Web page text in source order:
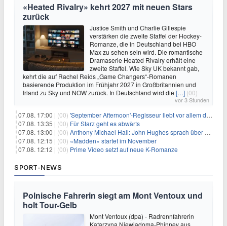
«Heated Rivalry» kehrt 2027 mit neuen Stars
zurück
Justice Smith und Charlie Gillespie
verstärken die zweite Staffel der Hockey-
Romanze, die in Deutschland bei HBO
Max zu sehen sein wird. Die romantische
Dramaserie Heated Rivalry erhält eine
zweite Staffel. Wie Sky UK bekannt gab,
kehrt die auf Rachel Reids „Game Changers“-Romanen
basierende Produktion im Frühjahr 2027 in Großbritannien und
Irland zu Sky und NOW zurück. In Deutschland wird die […] (00)
vor 3 Stunden
07.08. 17:00 | (00) 'September Afternoon'-Regisseur liebt vor allem die 'Banalität' in seinen Filmen
07.08. 13:35 | (00) Für Starz geht es abwärts
07.08. 13:00 | (00) Anthony Michael Hall: John Hughes sprach über eine Fortsetzung von 'The Breakfast Club'
07.08. 12:15 | (00) «Madden» startet im November
07.08. 12:12 | (00) Prime Video setzt auf neue K-Romanze
SPORT-NEWS
Polnische Fahrerin siegt am Mont Ventoux und
holt Tour-Gelb
Mont Ventoux (dpa) - Radrennfahrerin
Katarzyna Niewiadoma-Phinney aus